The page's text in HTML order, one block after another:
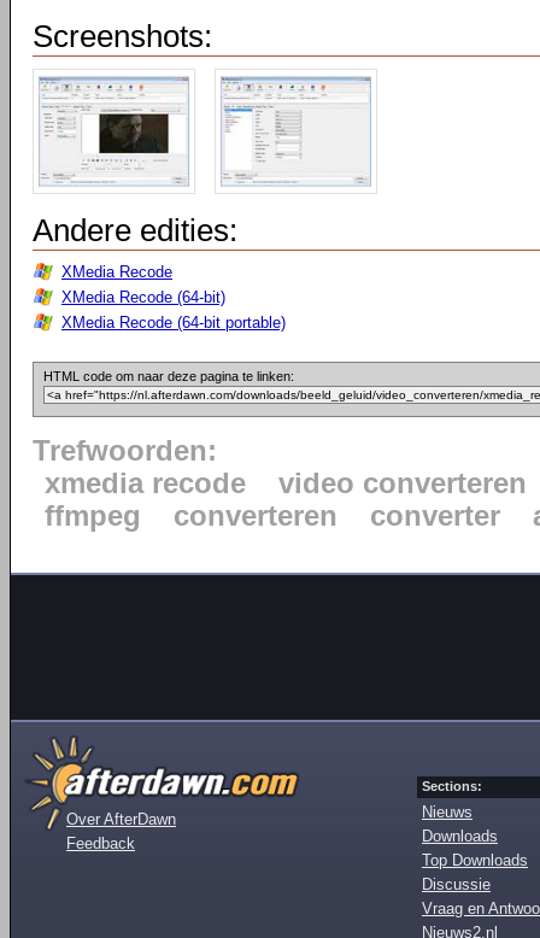
Screenshots:
Andere edities:
XMedia Recode
XMedia Recode (64-bit)
XMedia Recode (64-bit portable)
HTML code om naar deze pagina te linken:
Trefwoorden:
xmedia recode
video converteren
ffmpeg
converteren converter
Over AfterDawn
Feedback
Sections:
Nieuws
Downloads
Top Downloads
Discussie
Vraag en
Nieuws2.nl